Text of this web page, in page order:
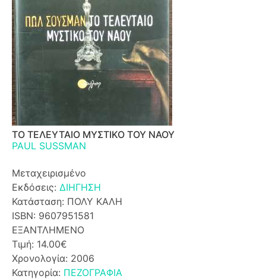
ΤΟ ΤΕΛΕΥΤΑΙΟ ΜΥΣΤΙΚΟ ΤΟΥ ΝΑΟΥ
PAUL SUSSMAN
Μεταχειρισμένο
Εκδόσεις: ΔΙΗΓΗΣΗ
Κατάσταση: ΠΟΛΥ ΚΑΛΗ
ISBN: 9607951581
ΕΞΑΝΤΛΗΜΕΝΟ
Τιμή: 14.00€
Χρονολογία: 2006
Κατηγορία: ΠΕΖΟΓΡΑΦΙΑ